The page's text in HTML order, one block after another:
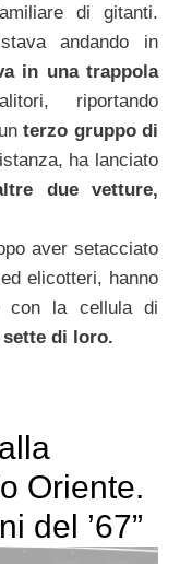
di gitanti.
andando in
in una trappola
riportando
terzo gruppo di
ha lanciato
due vetture,
aver setacciato
elicotteri, hanno
con la cellula di
di loro.
Oriente.
del ’67”